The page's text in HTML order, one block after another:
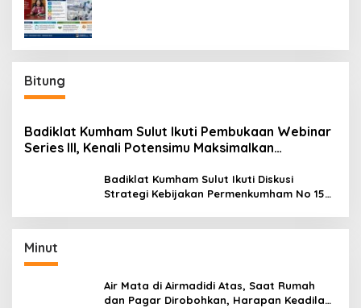
Bitung
Badiklat Kumham Sulut Ikuti Pembukaan Webinar
Series III, Kenali Potensimu Maksimalkan
Badiklat Kumham Sulut Ikuti Diskusi
Strategi Kebijakan Permenkumham No 15
Minut
Air Mata di Airmadidi Atas, Saat Rumah
dan Pagar Dirobohkan, Harapan Keadilan